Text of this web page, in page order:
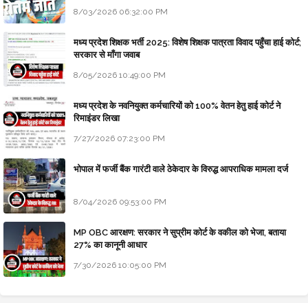
8/03/2026 06:32:00 PM
मध्य प्रदेश शिक्षक भर्ती 2025: विशेष शिक्षक पात्रता विवाद पहुँचा हाई कोर्ट;
सरकार से माँगा जवाब
8/05/2026 10:49:00 PM
मध्य प्रदेश के नवनियुक्त कर्मचारियों को 100% वेतन हेतु हाई कोर्ट ने
रिमाइंडर लिखा
7/27/2026 07:23:00 PM
भोपाल में फर्जी बैंक गारंटी वाले ठेकेदार के विरुद्ध आपराधिक मामला दर्ज
8/04/2026 09:53:00 PM
MP OBC आरक्षण: सरकार ने सुप्रीम कोर्ट के वकील को भेजा, बताया
27% का कानूनी आधार
7/30/2026 10:05:00 PM